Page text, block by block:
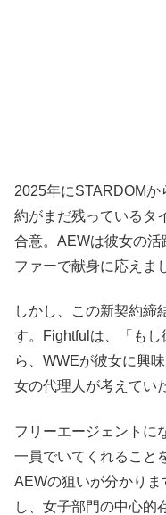
2025年にSTARDOM
約がまだ残っているタ
合意。AEWは彼女の
ファーで献身に応えま
しかし、この新契約締
す。Fightfulは、「も
ら、WWEが彼女に興
女の代理人が考えてい
フリーエージェントに
一員でいてくれること
AEWの狙いが分かり
し、女子部門の中心的